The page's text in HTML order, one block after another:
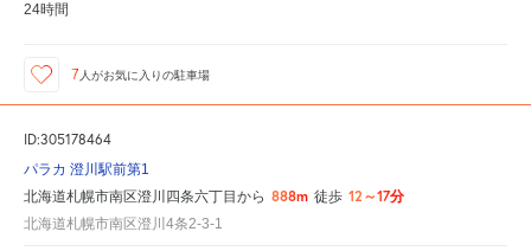
24時間
7 人がお気に入りの駐車場
ID:305178464
パラカ 澄川駅前第1
北海道札幌市南区澄川四条六丁目から 888m 徒歩 12～17分
北海道札幌市南区澄川4条2-3-1